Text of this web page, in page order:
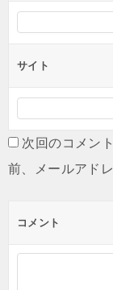
サイト
次回のコメン
前、メールアド
コメント